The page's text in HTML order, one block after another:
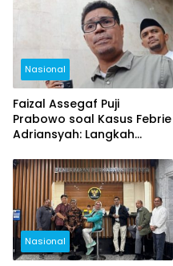
Nasional
Faizal Assegaf Puji
Prabowo soal Kasus Febrie
Adriansyah: Langkah
Nasional